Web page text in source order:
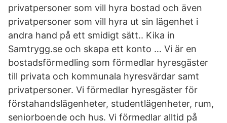
privatpersoner som vill hyra bostad och även
privatpersoner som vill hyra ut sin lägenhet i
andra hand på ett smidigt sätt.. Kika in
Samtrygg.se och skapa ett konto … Vi är en
bostadsförmedling som förmedlar hyresgäster
till privata och kommunala hyresvärdar samt
privatpersoner. Vi förmedlar hyresgäster för
förstahandslägenheter, studentlägenheter, rum,
seniorboende och hus. Vi förmedlar alltid på